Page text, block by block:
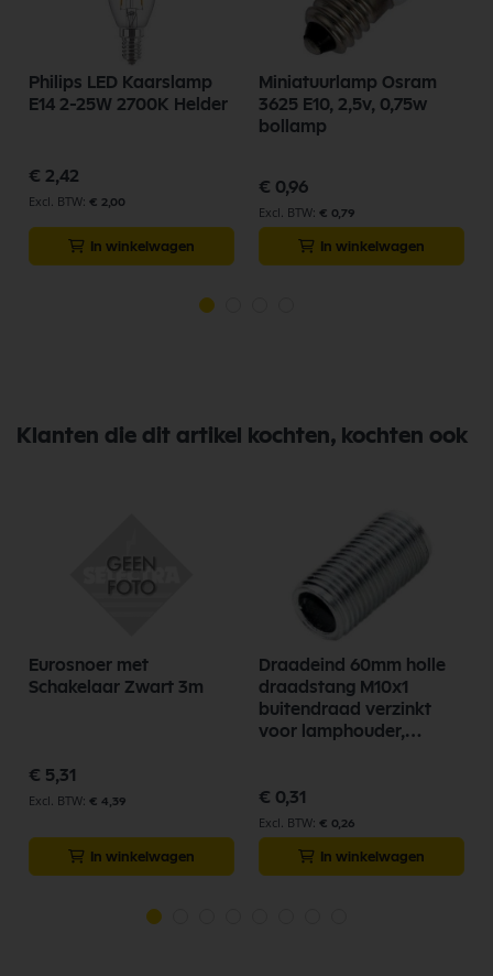
Philips LED Kaarslamp
E14 2-25W 2700K Helder
€ 2,42
€ 2,00
In winkelwagen
Miniatuurlamp Osram
3625 E10, 2,5v, 0,75w
bollamp
€ 0,96
€ 0,79
In winkelwagen
Klanten die dit artikel kochten, kochten ook
Eurosnoer met
Schakelaar Zwart 3m
€ 5,31
€ 4,39
In winkelwagen
Draadeind 60mm holle
draadstang M10x1
buitendraad verzinkt
voor lamphouder,
€ 0,31
€ 0,26
In winkelwagen